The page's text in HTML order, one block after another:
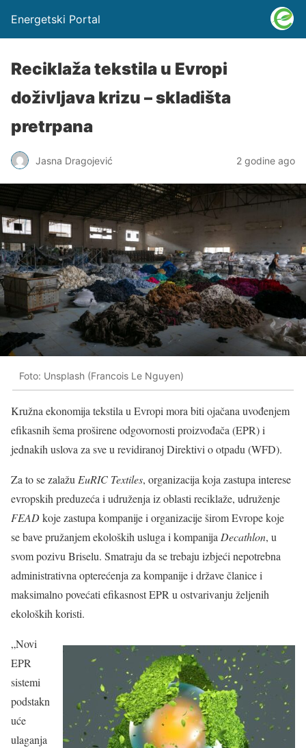
Energetski Portal
Reciklaža tekstila u Evropi
doživljava krizu – skladišta
pretrpana
Jasna Dragojević 2 godine ago
Foto: Unsplash (Francois Le Nguyen)
Kružna ekonomija tekstila u Evropi mora biti ojačana uvođenjem
efikasnih šema proširene odgovornosti proizvođača (EPR) i
jednakih uslova za sve u revidiranoj Direktivi o otpadu (WFD).
Za to se zalažu EuRIC Textiles, organizacija koja zastupa interese
evropskih preduzeća i udruženja iz oblasti reciklaže, udruženje
FEADkoje zastupa kompanije i organizacije širom Evrope koje
se bave pružanjem ekoloških usluga i kompanija Decathlon, u
svom pozivu Briselu. Smatraju da se trebaju izbjeći nepotrebna
administrativna opterećenja za kompanije i države članice i
maksimalno povećati efikasnost EPR u ostvarivanju željenih
ekoloških koristi.
„Novi
EPR
sistemi
podstakn
uće
ulaganja